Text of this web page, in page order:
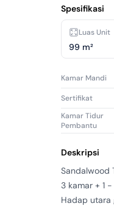
Spesifikasi
Luas Unit
99 m²
Kamar Mandi
Sertifikat
Kamar Tidur
Pembantu
Pembantu
Tahun
Kondisi
Deskripsi
Sandalwood
3 kamar + 1
Hadap utara